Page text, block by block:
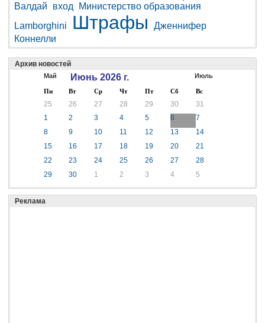
Валдай
вход
Министерство образования
Lamborghini
Штрафы
Дженнифер
Коннелли
Архив новостей
Май Июнь 2026 г. Июль
Пн Вт Ср Чт Пт Сб Вс
25 26 27 28 29 30
31
1
2 3 4 5 6
7
8
9 10 11 12 13
14
15
16 17 18 19 20
21
22
23 24 25 26 27
28
29
30 1 2 3 4 5
Реклама